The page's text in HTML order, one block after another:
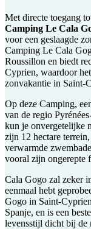
Met directe toegang
Camping Le Cala
voor een geslaagde
Camping Le Cala
Roussillon en biedt
Cyprien, waardoor
zonvakantie in Saint-
Op deze Camping,
van de regio
kun je onvergetelijke
zijn 12 hectare
verwarmde
vooral zijn ongerepte
Cala Gogo zal zeker
eenmaal hebt
Gogo in Saint-
Spanje, en is een
levensstijl dicht bij de